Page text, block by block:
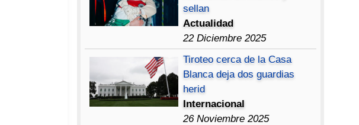
sellan
Actualidad
22 Diciembre 2025
Tiroteo cerca de la Casa
Blanca deja dos guardias
herid
Internacional
26 Noviembre 2025